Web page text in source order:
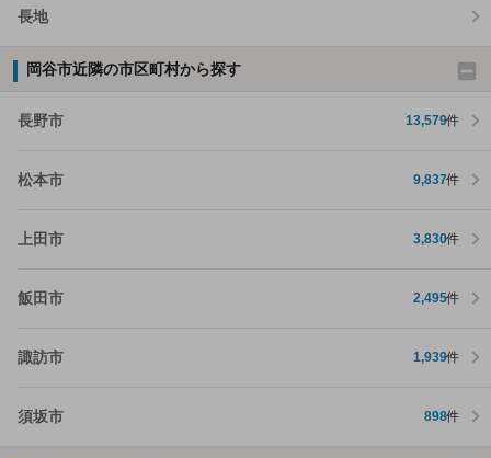
長地
岡谷市近隣の市区町村から探す
長野市 13,579件
松本市 9,837件
上田市 3,830件
飯田市 2,495件
諏訪市 1,939件
須坂市 898件